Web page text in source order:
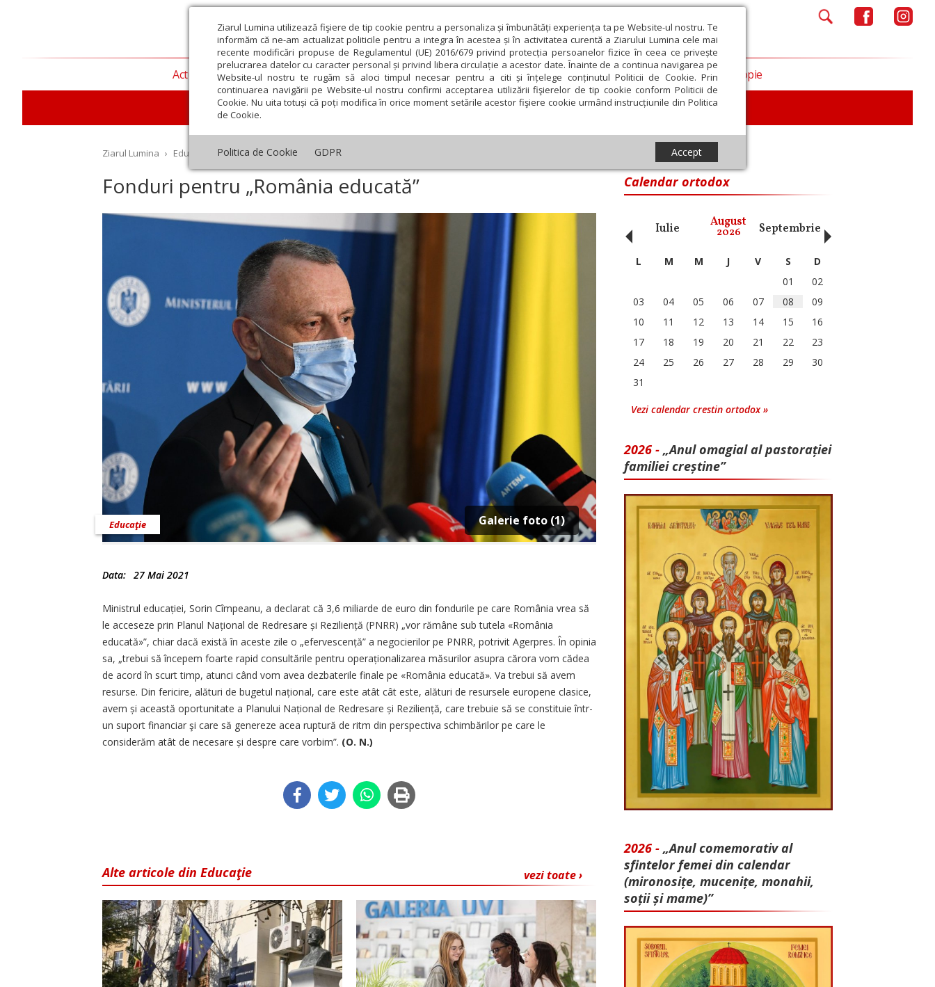
Ziarul Lumina utilizează fişiere de tip cookie pentru a personaliza și îmbunătăți experiența ta pe Website-ul nostru. Te
informăm că ne-am actualizat politicile pentru a integra în acestea și în activitatea curentă a Ziarului Lumina cele mai
recente modificări propuse de Regulamentul (UE) 2016/679 privind protecția persoanelor fizice în ceea ce privește
prelucrarea datelor cu caracter personal și privind libera circulație a acestor date. Înainte de a continua navigarea pe
Website-ul nostru te rugăm să aloci timpul necesar pentru a citi și înțelege conținutul Politicii de Cookie. Prin
continuarea navigării pe Website-ul nostru confirmi acceptarea utilizării fişierelor de tip cookie conform Politicii de
Cookie. Nu uita totuși că poți modifica în orice moment setările acestor fişiere cookie urmând instrucțiunile din Politica
de Cookie.
Politica de Cookie GDPR Accept
Actualitate religioasă Teologie și spiritualitate Educaţie și Cultură
Educaţie Lumina literară şi artistică Cultură Interviu
Societate Opinii Filantropie
Ziarul Lumina › Educaţie și Cultură › Educaţie Fonduri pentru „România educată”
Fonduri pentru „România educată”
Galerie foto (1)
Educaţie
Data: 27 Mai 2021
Ministrul educației, Sorin Cîmpeanu, a declarat că 3,6 miliarde de euro din fondurile pe care România vrea să
le acceseze prin Planul Național de Redresare și Reziliență (PNRR) „vor rămâne sub tutela «România
educată»”, chiar dacă există în aceste zile o „efervescență” a negocierilor pe PNRR, potrivit Agerpres. În opinia
sa, „trebui să începem foarte rapid consultările pentru operaționa­lizarea măsurilor asupra cărora vom cădea
de acord în scurt timp, atunci când vom avea dezbaterile finale pe «România educată». Va trebui să avem
resurse. Din fericire, alături de bugetul național, care este atât cât este, alături de resursele europene clasice,
avem și această oportunitate a Planului Național de Redresare și Rezi­liență, care trebuie să se constituie într-
un suport financiar şi care să genereze acea ruptură de ritm din perspectiva schimbărilor pe care le
considerăm atât de necesare și despre care vorbim”. (O. N.)
vezi toate ›
Alte articole din Educaţie
Calendar ortodox
Decembrie Ianuarie Februarie Aprilie Iulie August
2026 Septembrie Octombrie
‹ L M M J V S
D
01
02
03
04 05 06 07 08
09
10
11 12 13 14 15
16
17
18 19 20 21 22
23
24
25 26 27 28 29
30
31
Vezi calendar crestin ortodox »
2026 - „Anul omagial al pastorației
familiei creștine”
2026 - „Anul comemorativ al
sfintelor femei din calendar
(mironosițe, mu­cenițe, monahii,
soții și mame)”